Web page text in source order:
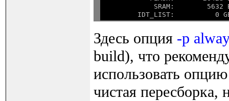
SRAM:        5632
Здесь опция -p
build), что
использовать
чистая пересборка,